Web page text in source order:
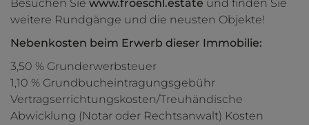
Besuchen Sie www.froeschl.estate und finden Sie
weitere Rundgänge und die neusten Objekte!
Nebenkosten beim Erwerb dieser Immobilie:
3,50 % Grunderwerbsteuer
1,10 % Grundbucheintragungsgebühr
Vertragserrichtungskosten/Treuhändische
Abwicklung (Notar oder Rechtsanwalt) Kosten